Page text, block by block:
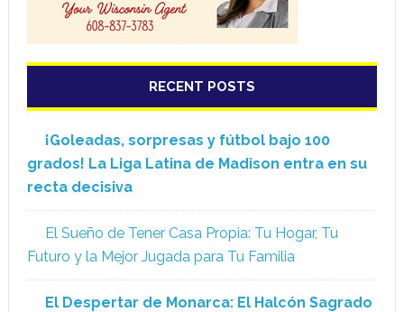
RECENT POSTS
¡Goleadas, sorpresas y fútbol bajo 100
grados! La Liga Latina de Madison entra en su
recta decisiva
El Sueño de Tener Casa Propia: Tu Hogar, Tu
Futuro y la Mejor Jugada para Tu Familia
El Despertar de Monarca: El Halcón Sagrado